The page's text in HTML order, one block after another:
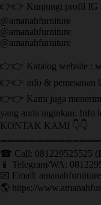
👉👉 Kunjungi profil IG
@amanahfurniture
@amanahfurniture
@amanahfurniture
👉👉 Katalog website :
👉👉 info & pemesanan
👉👉 Kami juga
yang anda inginkan. Info
KONTAK KAMI 👇👇
➖➖➖➖➖➖➖➖➖➖➖➖➖➖➖
☎ Call: 081229525525
📱 Telegram/WA:
📧 Email:
🌎 https://